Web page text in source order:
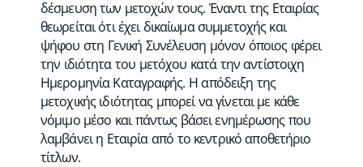
δέσμευση των μετοχών τους. Έναντι της Εταιρίας
θεωρείται ότι έχει δικαίωμα συμμετοχής και
ψήφου στη Γενική Συνέλευση μόνον όποιος φέρει
την ιδιότητα του μετόχου κατά την αντίστοιχη
Ημερομηνία Καταγραφής. Η απόδειξη της
μετοχικής ιδιότητας μπορεί να γίνεται με κάθε
νόμιμο μέσο και πάντως βάσει ενημέρωσης που
λαμβάνει η Εταιρία από το κεντρικό αποθετήριο
τίτλων.